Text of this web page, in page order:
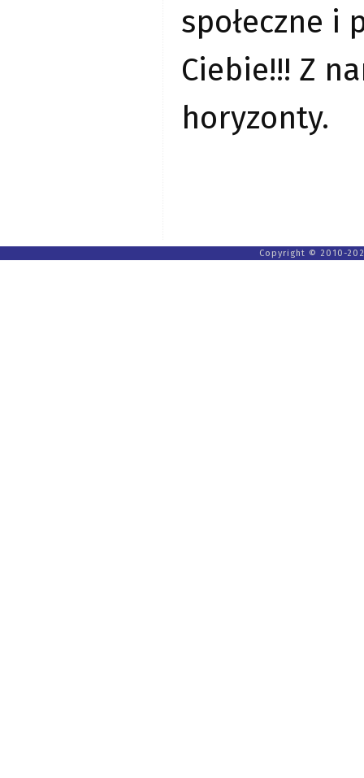
społeczne i
Ciebie!!! Z
horyzonty.
Copyright © 2010-